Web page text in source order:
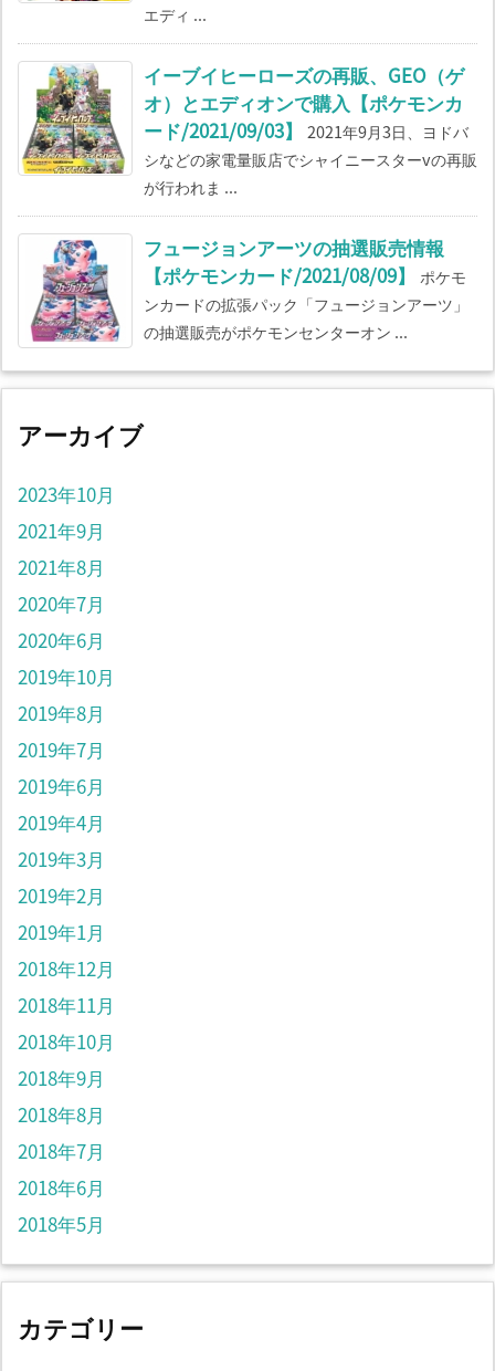
エディ ...
イーブイヒーローズの再販、GEO（ゲ
オ）とエディオンで購入【ポケモンカ
ード/2021/09/03】
2021年9月3日、ヨドバ
シなどの家電量販店でシャイニースターvの再販
が行われま ...
フュージョンアーツの抽選販売情報
【ポケモンカード/2021/08/09】
ポケモ
ンカードの拡張パック「フュージョンアーツ」
の抽選販売がポケモンセンターオン ...
アーカイブ
2023年10月
2021年9月
2021年8月
2020年7月
2020年6月
2019年10月
2019年8月
2019年7月
2019年6月
2019年4月
2019年3月
2019年2月
2019年1月
2018年12月
2018年11月
2018年10月
2018年9月
2018年8月
2018年7月
2018年6月
2018年5月
カテゴリー